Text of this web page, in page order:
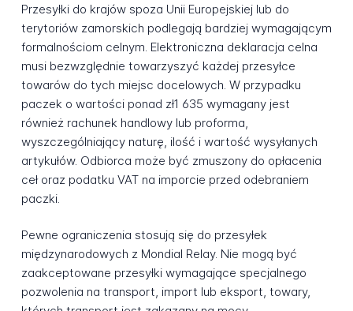
Przesyłki do krajów spoza Unii Europejskiej lub do
terytoriów zamorskich podlegają bardziej wymagającym
formalnościom celnym. Elektroniczna deklaracja celna
musi bezwzględnie towarzyszyć każdej przesyłce
towarów do tych miejsc docelowych. W przypadku
paczek o wartości ponad zł1 635 wymagany jest
również rachunek handlowy lub proforma,
wyszczególniający naturę, ilość i wartość wysyłanych
artykułów. Odbiorca może być zmuszony do opłacenia
ceł oraz podatku VAT na imporcie przed odebraniem
paczki.
Pewne ograniczenia stosują się do przesyłek
międzynarodowych z Mondial Relay. Nie mogą być
zaakceptowane przesyłki wymagające specjalnego
pozwolenia na transport, import lub eksport, towary,